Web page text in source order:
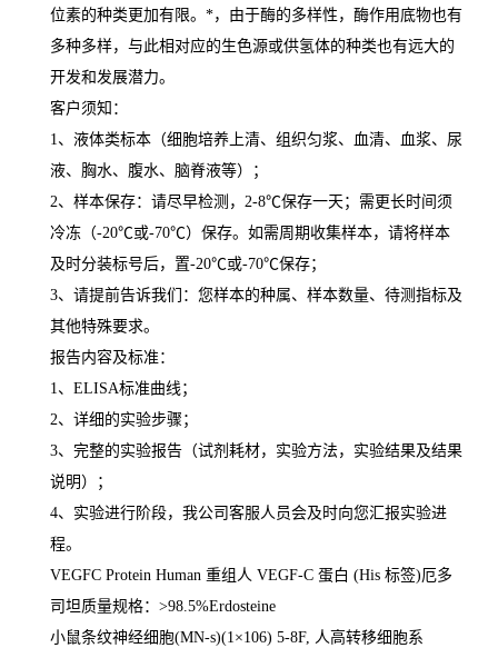
位素的种类更加有限。 *，由于酶的多样性，酶作用底物也有
多种多样，与此相对应的生色源或供氢体的种类也有远大的
开发和发展潜力。
客户须知：
1 、液体类标本（细胞培养上清、组织匀浆、血清、血浆、尿
液、胸水、腹水、脑脊液等）；
2、样本保存：请尽早检测， 2-8℃保存一天；需更长时间须
冷冻（-20℃或-70℃）保存。如需周期收集样本，请将样本
及时分装标号后，置-20℃或-70℃保存；
3、请提前告诉我们：您样本的种属、样本数量、待测指标及
其他特殊要求。
报告内容及标准：
1 、 ELISA标准曲线；
2、详细的实验步骤；
3、完整的实验报告（试剂耗材，实验方法，实验结果及结果
说明）；
4、实验进行阶段，我公司客服人员会及时向您汇报实验进
程。
VEGFC Protein Human 重组人 VEGF-C 蛋白 (His 标签)厄多
司坦质量规格： >98.5%Erdosteine
小鼠条纹神经细胞(MN-s)(1 ×106) 5-8F, 人高转移细胞系